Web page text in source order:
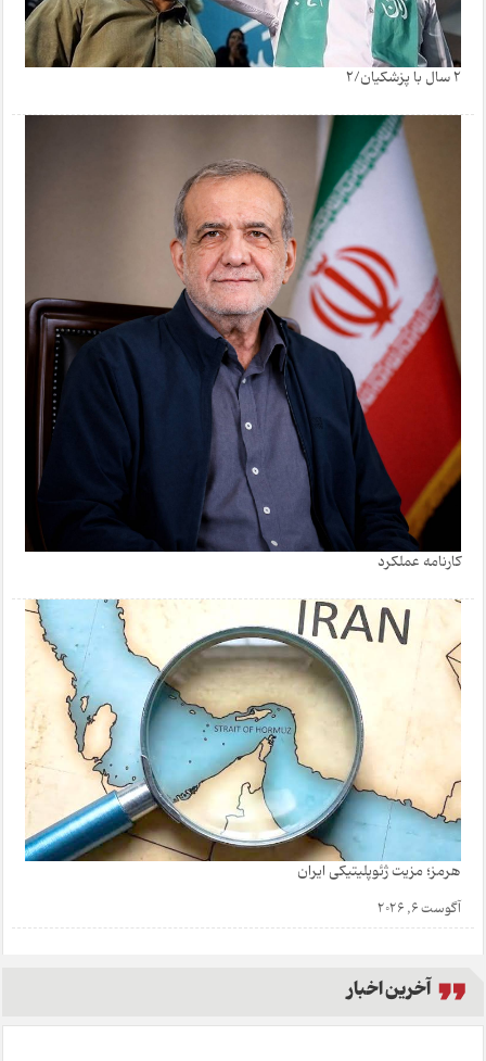
2 سال با پزشکیان/2
کارنامه عملکرد
هرمز؛ مزیت ژئوپلیتیکی ایران
آگوست 6, 2026
آخرین اخبار